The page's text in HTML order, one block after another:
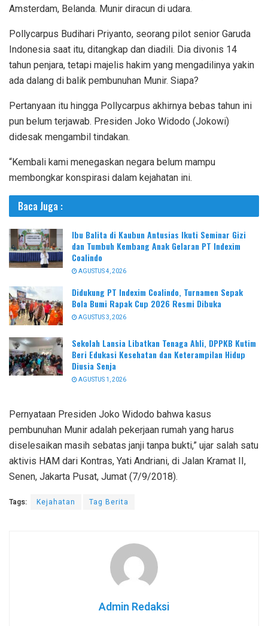
Amsterdam, Belanda. Munir diracun di udara.
Pollycarpus Budihari Priyanto, seorang pilot senior Garuda
Indonesia saat itu, ditangkap dan diadili. Dia divonis 14
tahun penjara, tetapi majelis hakim yang mengadilinya yakin
ada dalang di balik pembunuhan Munir. Siapa?
Pertanyaan itu hingga Pollycarpus akhirnya bebas tahun ini
pun belum terjawab. Presiden Joko Widodo (Jokowi)
didesak mengambil tindakan.
“Kembali kami menegaskan negara belum mampu
membongkar konspirasi dalam kejahatan ini.
Baca Juga :
Ibu Balita di Kaubun Antusias Ikuti Seminar Gizi
dan Tumbuh Kembang Anak Gelaran PT Indexim
Coalindo
AGUSTUS 4, 2026
Didukung PT Indexim Coalindo, Turnamen Sepak
Bola Bumi Rapak Cup 2026 Resmi Dibuka
AGUSTUS 3, 2026
Sekolah Lansia Libatkan Tenaga Ahli, DPPKB Kutim
Beri Edukasi Kesehatan dan Keterampilan Hidup
Diusia Senja
AGUSTUS 1, 2026
Pernyataan Presiden Joko Widodo bahwa kasus
pembunuhan Munir adalah pekerjaan rumah yang harus
diselesaikan masih sebatas janji tanpa bukti,” ujar salah satu
aktivis HAM dari Kontras, Yati Andriani, di Jalan Kramat II,
Senen, Jakarta Pusat, Jumat (7/9/2018).
Tags: Kejahatan Tag Berita
Admin Redaksi